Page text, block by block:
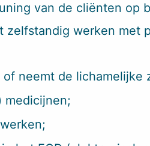
van de cliënten op
zelfstandig werken met
neemt de lichamelijke
medicijnen;